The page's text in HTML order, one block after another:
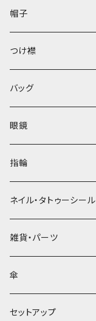
帽子
ベレー帽
つけ襟
バッグ
眼鏡
指輪
ネイル・タトゥーシール
雑貨・パーツ
傘
セットアップ